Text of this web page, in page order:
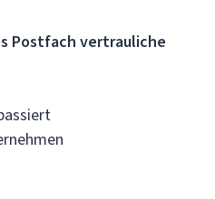
Postfach vertrauliche